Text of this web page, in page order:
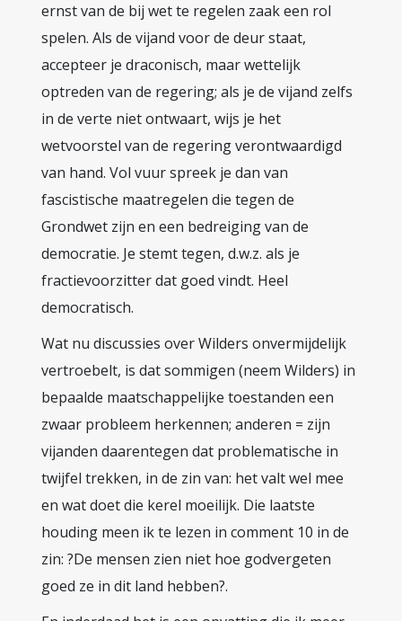
ernst van de bij wet te regelen zaak een rol
spelen. Als de vijand voor de deur staat,
accepteer je draconisch, maar wettelijk
optreden van de regering; als je de vijand zelfs
in de verte niet ontwaart, wijs je het
wetvoorstel van de regering verontwaardigd
van hand. Vol vuur spreek je dan van
fascistische maatregelen die tegen de
Grondwet zijn en een bedreiging van de
democratie. Je stemt tegen, d.w.z. als je
fractievoorzitter dat goed vindt. Heel
democratisch.
Wat nu discussies over Wilders onvermijdelijk
vertroebelt, is dat sommigen (neem Wilders) in
bepaalde maatschappelijke toestanden een
zwaar probleem herkennen; anderen = zijn
vijanden daarentegen dat problematische in
twijfel trekken, in de zin van: het valt wel mee
en wat doet die kerel moeilijk. Die laatste
houding meen ik te lezen in comment 10 in de
zin: ?De mensen zien niet hoe godvergeten
goed ze in dit land hebben?.